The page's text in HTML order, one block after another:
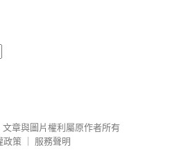
文章與圖片權利屬原作者所有
政策
服務聲明